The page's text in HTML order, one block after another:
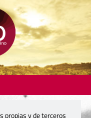
propias y de terceros